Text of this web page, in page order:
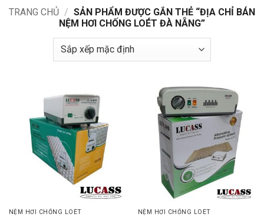
TRANG CHỦ / SẢN PHẨM ĐƯỢC GẮN THẺ “ĐỊA CHỈ BÁN
NỆM HƠI CHỐNG LOÉT ĐÀ NẴNG”
NỆM HƠI CHỐNG LOÉT NỆM HƠI CHỐNG LOÉT